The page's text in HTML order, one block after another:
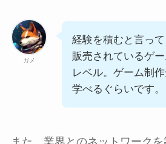
ガメ
経験を積むと言っ
販売されているゲ
レベル。ゲーム制
学べるぐらいです。
また、業界とのネットワークを